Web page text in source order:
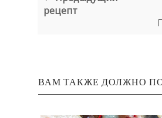
рецепт
ВАМ ТАКЖЕ ДОЛЖНО